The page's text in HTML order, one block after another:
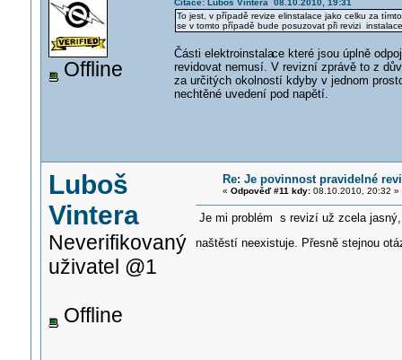
Offline
Citace: Luboš Vintera 08.10.2010, 19:31
To jest, v případě revize elinstalace jako celku za
se v tomto případě bude posuzovat při revizi
Části elektroinstalace které jsou úplně
revidovat nemusí. V revizní zprávě to z
za určitých okolností kdyby v jednom
nechtěné uvedení pod napětí.
Luboš
Vintera
Neverifikovaný
uživatel @1
Offline
Re: Je povinnost pravidelné
« Odpověď #11 kdy:08.10.2010, 20:32 »
Je mi problém s revizí už zcela
naštěstí neexistuje. Přesně stejnou